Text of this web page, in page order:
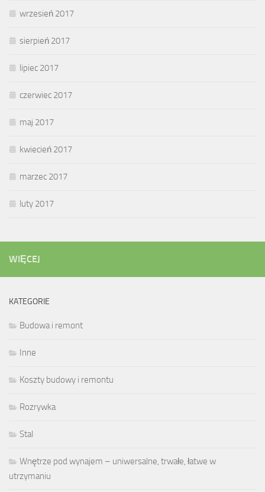
wrzesień 2017
sierpień 2017
lipiec 2017
czerwiec 2017
maj 2017
kwiecień 2017
marzec 2017
luty 2017
WIĘCEJ
KATEGORIE
Budowa i remont
Inne
Koszty budowy i remontu
Rozrywka
Stal
Wnętrze pod wynajem – uniwersalne, trwałe, łatwe w
utrzymaniu